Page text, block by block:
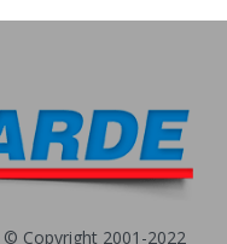
Copyright 2001-2022